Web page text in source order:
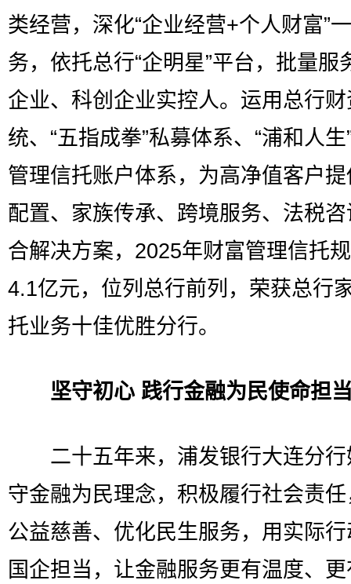
类经营，深化“企业经营+个人财富”
务，依托总行“企明星”平台，批量服
企业、科创企业实控人。运用总行
统、“五指成拳”私募体系、“浦和人生
管理信托账户体系，为高净值客户
配置、家族传承、跨境服务、法税
合解决方案，2025年财富管理信托
4.1亿元，位列总行前列，荣获总行
托业务十佳优胜分行。
坚守初心 践行金融为民使命担
二十五年来，浦发银行大连分行
守金融为民理念，积极履行社会责
公益慈善、优化民生服务，用实际
国企担当，让金融服务更有温度、